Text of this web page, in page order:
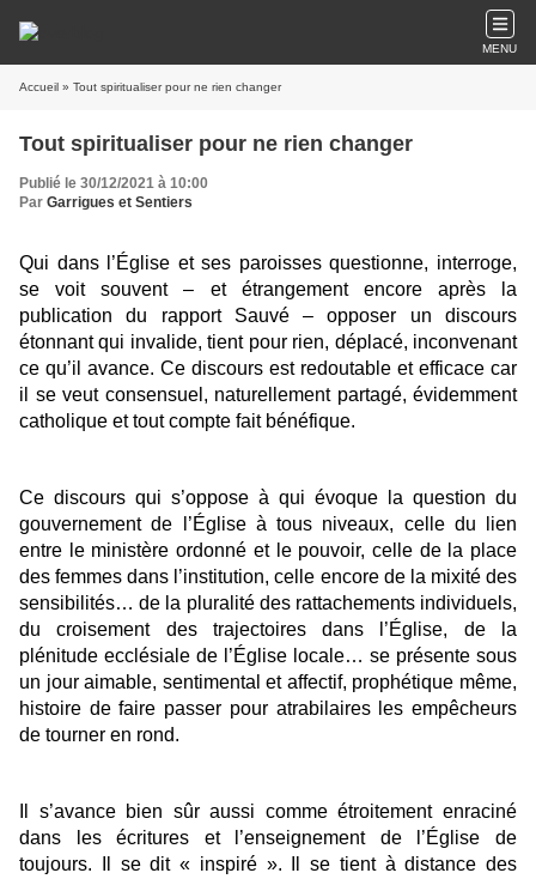
MENU
Accueil » Tout spiritualiser pour ne rien changer
Tout spiritualiser pour ne rien changer
Publié le 30/12/2021 à 10:00
Par Garrigues et Sentiers
Qui dans l’Église et ses paroisses questionne, interroge,
se voit souvent – et étrangement encore après la
publication du rapport Sauvé – opposer un discours
étonnant qui invalide, tient pour rien, déplacé, inconvenant
ce qu’il avance. Ce discours est redoutable et efficace car
il se veut consensuel, naturellement partagé, évidemment
catholique et tout compte fait bénéfique.
Ce discours qui s’oppose à qui évoque la question du
gouvernement de l’Église à tous niveaux, celle du lien
entre le ministère ordonné et le pouvoir, celle de la place
des femmes dans l’institution, celle encore de la mixité des
sensibilités… de la pluralité des rattachements individuels,
du croisement des trajectoires dans l’Église, de la
plénitude ecclésiale de l’Église locale… se présente sous
un jour aimable, sentimental et affectif, prophétique même,
histoire de faire passer pour atrabilaires les empêcheurs
de tourner en rond.
Il s’avance bien sûr aussi comme étroitement enraciné
dans les écritures et l’enseignement de l’Église de
toujours. Il se dit « inspiré ». Il se tient à distance des